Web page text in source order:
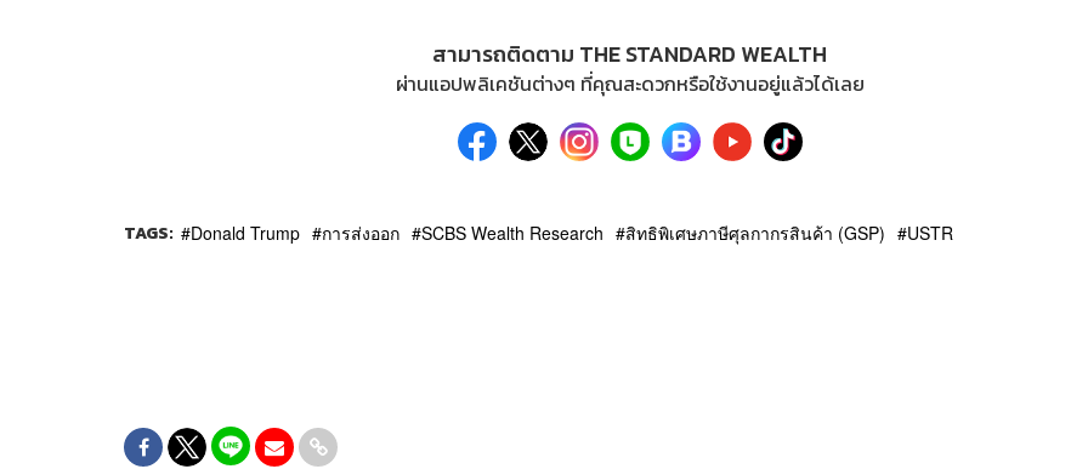
สามารถติดตาม THE STANDARD WEALTH
ผ่านแอปพลิเคชันต่างๆ ที่คุณสะดวกหรือใช้งานอยู่แล้วได้เลย
TAGS: Donald Trump การส่งออก SCBS Wealth Research สิทธิพิเศษภาษีศุลกากรสินค้า (GSP) USTR